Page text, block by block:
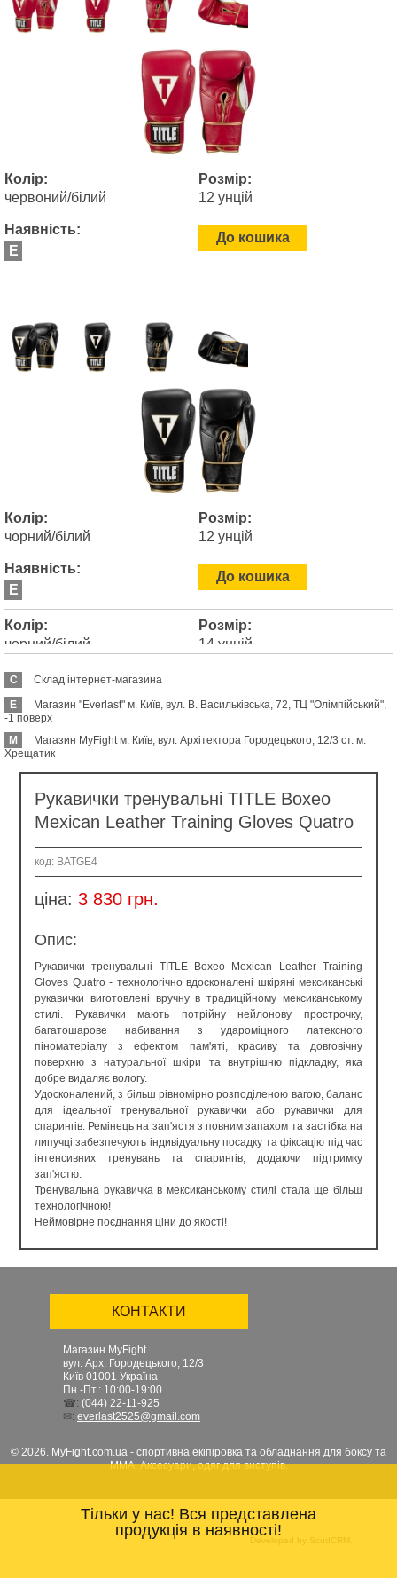
Колір:
червоний/білий
Розмір:
12 унцій
Наявність:
E
До кошика
Колір:
чорний/білий
Розмір:
12 унцій
Наявність:
E
До кошика
Колір:
чорний/білий
Розмір:
14 унцій
Наявність:
E
C
Склад інтернет-магазина
E
Магазин "Everlast" м. Київ, вул. В. Васильківська, 72, ТЦ "Олімпійський",
-1 поверх
M
Магазин MyFight м. Київ, вул. Архітектора Городецького, 12/3 ст. м.
Хрещатик
Рукавички тренувальні TITLE Boxeo
Mexican Leather Training Gloves Quatro
код: BATGE4
ціна: 3 830 грн.
Опис:
Рукавички тренувальні TITLE Boxeo Mexican Leather Training
Gloves Quatro - технологічно вдосконалені шкіряні мексиканські
рукавички виготовлені вручну в традиційному мексиканському
стилі. Рукавички мають потрійну нейлонову прострочку,
багатошарове набивання з удароміцного латексного
піноматеріалу з ефектом пам'яті, красиву та довговічну
поверхню з натуральної шкіри та внутрішню підкладку, яка
добре видаляє вологу.
Удосконалений, з більш рівномірно розподіленою вагою, баланс
для ідеальної тренувальної рукавички або рукавички для
спарингів. Ремінець на зап'ястя з повним запахом та застібка на
липучці забезпечують індивідуальну посадку та фіксацію під час
інтенсивних тренувань та спарингів, додаючи підтримку
зап'ястю.
Тренувальна рукавичка в мексиканському стилі стала ще більш
технологічною!
Неймовірне поєднання ціни до якості!
Тільки у нас! Вся представлена
продукція в наявності!
КОНТАКТИ
Магазин MyFight
вул. Арх. Городецького, 12/3
Київ 01001 Україна
Пн.-Пт.: 10:00-19:00
☎: (044) 22-11-925
✉: everlast2525@gmail.com
© 2026. MyFight.com.ua - спортивна екіпіровка та обладнання для боксу та
ММА. Аксесуари, одяг для виступів.
Developed by ScudCRM.